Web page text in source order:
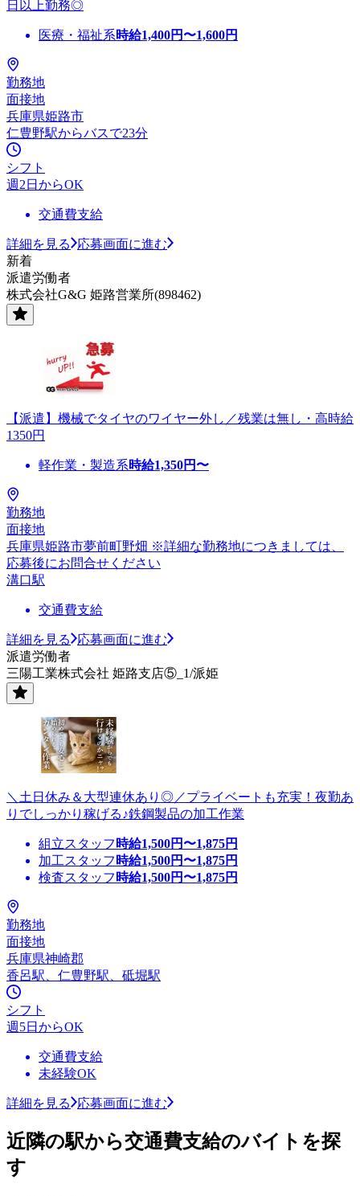
日以上勤務◎
医療・福祉系時給1,400円〜1,600円
勤務地
面接地
兵庫県姫路市
仁豊野駅からバスで23分
シフト
週2日からOK
交通費支給
詳細を見る
応募画面に進む
新着
派遣労働者
株式会社G&G 姫路営業所(898462)
【派遣】機械でタイヤのワイヤー外し／残業は無し・高時給
1350円
軽作業・製造系時給1,350円〜
勤務地
面接地
兵庫県姫路市夢前町野畑 ※詳細な勤務地につきましては、
応募後にお問合せください
溝口駅
交通費支給
詳細を見る
応募画面に進む
派遣労働者
三陽工業株式会社 姫路支店⑤_1/派姫
＼土日休み＆大型連休あり◎／プライベートも充実！夜勤あ
りでしっかり稼げる♪鉄鋼製品の加工作業
組立スタッフ 時給1,500円〜1,875円
加工スタッフ 時給1,500円〜1,875円
検査スタッフ 時給1,500円〜1,875円
勤務地
面接地
兵庫県神崎郡
香呂駅、仁豊野駅、砥堀駅
シフト
週5日からOK
交通費支給
未経験OK
詳細を見る 応募画面に進む
近隣の駅から交通費支給のバイトを探
す